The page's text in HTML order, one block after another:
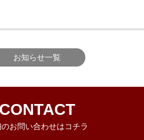
お知らせ一覧
CONTACT
お問い合わせはコチラ